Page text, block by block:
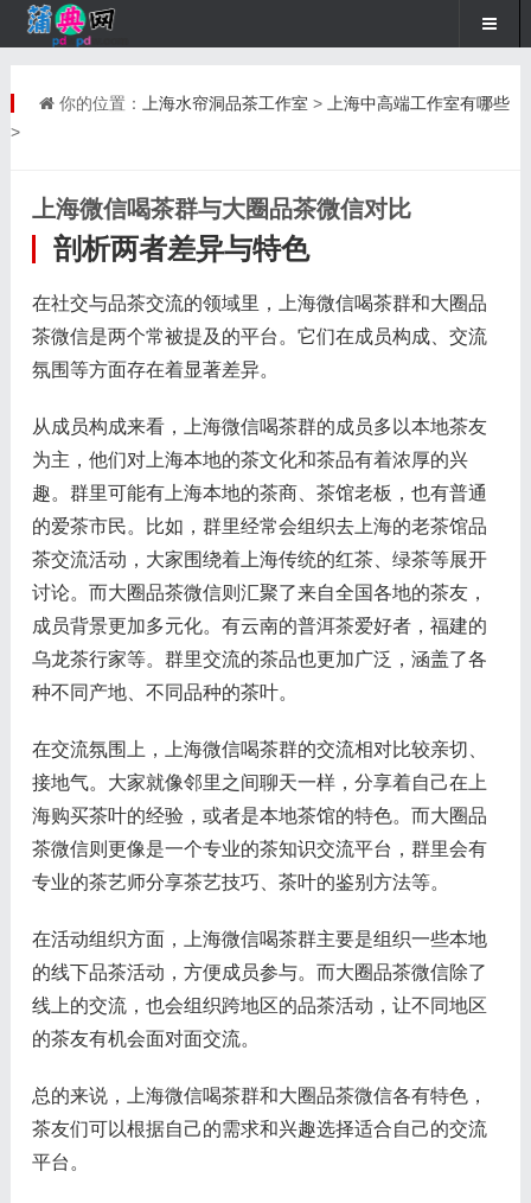
你的位置： 上海水帘洞品茶工作室 >
上海中高端工作室有哪些
>
上海微信喝茶群与大圈品茶微信对比
剖析两者差异与特色
在社交与品茶交流的领域里，上海微信喝茶群和大圈品
茶微信是两个常被提及的平台。它们在成员构成、交流
氛围等方面存在着显著差异。
从成员构成来看，上海微信喝茶群的成员多以本地茶友
为主，他们对上海本地的茶文化和茶品有着浓厚的兴
趣。群里可能有上海本地的茶商、茶馆老板，也有普通
的爱茶市民。比如，群里经常会组织去上海的老茶馆品
茶交流活动，大家围绕着上海传统的红茶、绿茶等展开
讨论。而大圈品茶微信则汇聚了来自全国各地的茶友，
成员背景更加多元化。有云南的普洱茶爱好者，福建的
乌龙茶行家等。群里交流的茶品也更加广泛，涵盖了各
种不同产地、不同品种的茶叶。
在交流氛围上，上海微信喝茶群的交流相对比较亲切、
接地气。大家就像邻里之间聊天一样，分享着自己在上
海购买茶叶的经验，或者是本地茶馆的特色。而大圈品
茶微信则更像是一个专业的茶知识交流平台，群里会有
专业的茶艺师分享茶艺技巧、茶叶的鉴别方法等。
在活动组织方面，上海微信喝茶群主要是组织一些本地
的线下品茶活动，方便成员参与。而大圈品茶微信除了
线上的交流，也会组织跨地区的品茶活动，让不同地区
的茶友有机会面对面交流。
总的来说，上海微信喝茶群和大圈品茶微信各有特色，
茶友们可以根据自己的需求和兴趣选择适合自己的交流
平台。